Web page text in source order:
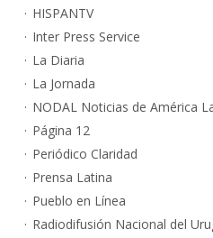
HISPANTV
Inter Press Service
La Diaria
La Jornada
NODAL Noticias de América
Página 12
Periódico Claridad
Prensa Latina
Pueblo en Línea
Radiodifusión Nacional del